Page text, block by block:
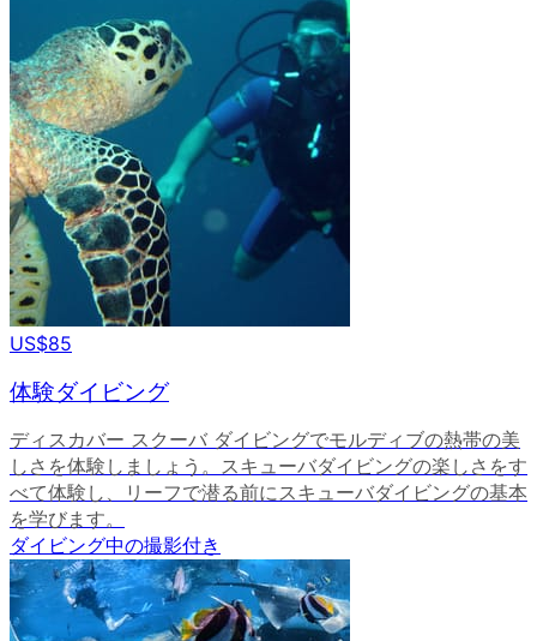
US$85
体験ダイビング
ディスカバー スクーバ ダイビングでモルディブの熱帯の美
しさを体験しましょう。スキューバダイビングの楽しさをす
べて体験し、リーフで潜る前にスキューバダイビングの基本
を学びます。
ダイビング中の撮影付き